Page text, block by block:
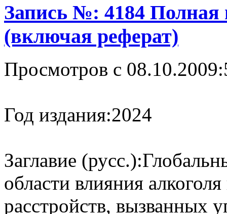
Запись №: 4184 Полная
(включая реферат)
Просмотров с 08.10.2009:
Год издания:2024
Заглавие (русс.):
области влияния
расстройств, вызванных